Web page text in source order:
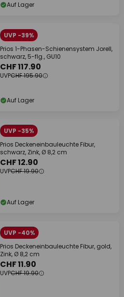
Auf Lager
UVP -39%
Prios 1-Phasen-Schienensystem Jorell,
schwarz, 5-flg., GU10
CHF 117.90
UVPCHF 195.90
Auf Lager
UVP -35%
Prios Deckeneinbauleuchte Fibur,
schwarz, Zink, Ø 8,2 cm
CHF 12.90
UVPCHF 19.90
Auf Lager
UVP -40%
Prios Deckeneinbauleuchte Fibur, gold,
Zink, Ø 8,2 cm
CHF 11.90
UVPCHF 19.90